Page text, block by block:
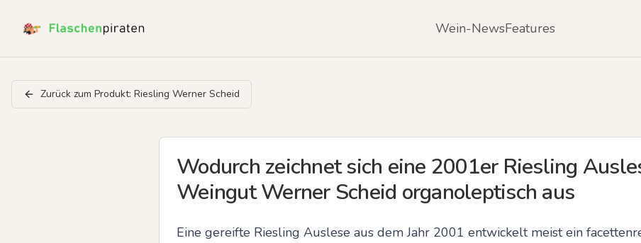
Wein-NewsFeatures
Zurück zum Produkt: Riesling Werner Scheid
Wodurch zeichnet sich eine 2001er Riesling
Weingut Werner Scheid organoleptisch aus
Eine gereifte Riesling Auslese aus dem Jahr 2001 entwickelt meist ein